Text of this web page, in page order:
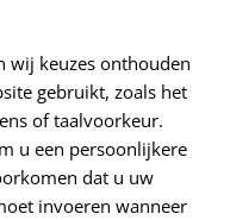
wij keuzes onthouden
gebruikt, zoals het
of taalvoorkeur.
u een persoonlijkere
dat u uw
invoeren wanneer